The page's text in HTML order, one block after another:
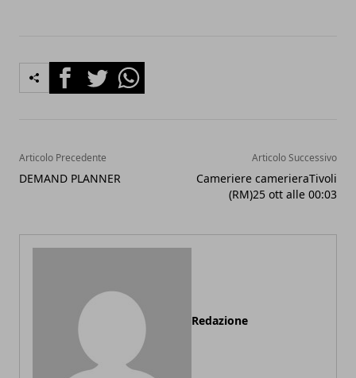
FacebookTwitterWhatsapp
Articolo Precedente
DEMAND PLANNER
Articolo Successivo
Cameriere camerieraTivoli
(RM)25 ott alle 00:03
Redazione